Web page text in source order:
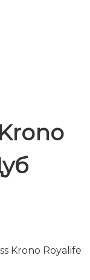
Krono Royalife